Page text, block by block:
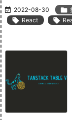
 2022-08-30 
 React 